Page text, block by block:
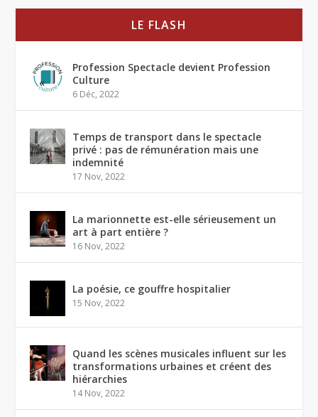
LE FLASH
Profession Spectacle devient Profession
Culture
6 Déc, 2022
Temps de transport dans le spectacle
privé : pas de rémunération mais une
indemnité
17 Nov, 2022
La marionnette est-elle sérieusement un
art à part entière ?
16 Nov, 2022
La poésie, ce gouffre hospitalier
15 Nov, 2022
Quand les scènes musicales influent sur les
transformations urbaines et créent des
hiérarchies
14 Nov, 2022